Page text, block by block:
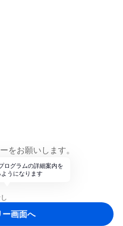
をお願いします。
ログラムの詳細案内を
うになります
ー画面へ